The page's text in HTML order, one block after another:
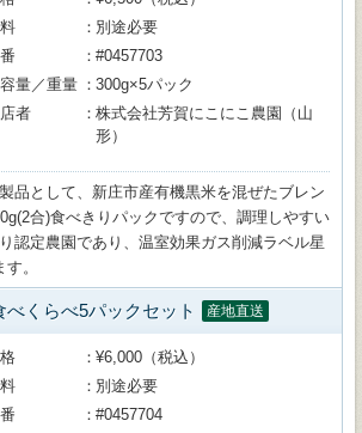
別途必要
#0457703
量／重量
300g×5パック
者
株式会社芳賀にこにこ農園（山
形）
品として、新庄市産有機黒米を混ぜたブレン
合)食べきりパックですので、調理しやすい
認定農園であり、温室効果ガス削減ラベル星
。
べくらべ5パックセット 産地直送
¥6,000（税込）
別途必要
#0457704